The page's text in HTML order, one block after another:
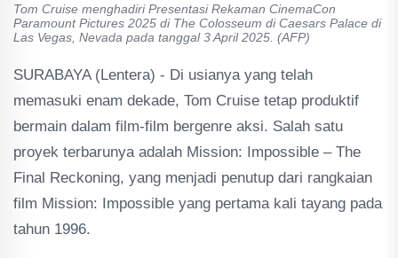
Tom Cruise menghadiri Presentasi Rekaman CinemaCon
Paramount Pictures 2025 di The Colosseum di Caesars Palace di
Las Vegas, Nevada pada tanggal 3 April 2025. (AFP)
SURABAYA (Lentera) - Di usianya yang telah
memasuki enam dekade, Tom Cruise tetap produktif
bermain dalam film-film bergenre aksi. Salah satu
proyek terbarunya adalah Mission: Impossible – The
Final Reckoning, yang menjadi penutup dari rangkaian
film Mission: Impossible yang pertama kali tayang pada
tahun 1996.